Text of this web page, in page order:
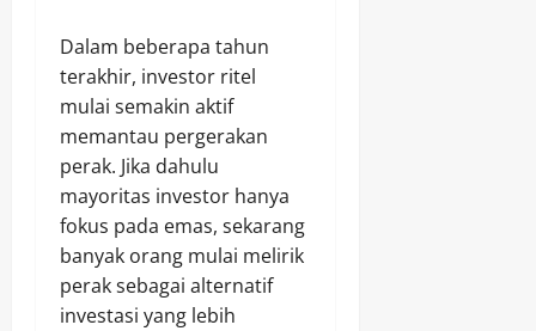
Dalam beberapa tahun
terakhir, investor ritel
mulai semakin aktif
memantau pergerakan
perak. Jika dahulu
mayoritas investor hanya
fokus pada emas, sekarang
banyak orang mulai melirik
perak sebagai alternatif
investasi yang lebih